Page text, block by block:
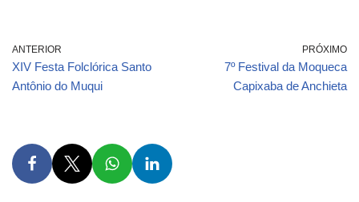
ANTERIOR
XIV Festa Folclórica Santo
Antônio do Muqui
PRÓXIMO
7º Festival da Moqueca
Capixaba de Anchieta